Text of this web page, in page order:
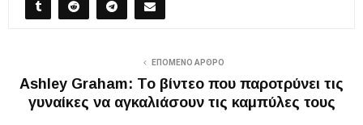
ΕΠΌΜΕΝΟ ΆΡΘΡΟ
Ashley Graham: Το βίντεο που παροτρύνει τις
γυναίκες να αγκαλιάσουν τις καμπύλες τους